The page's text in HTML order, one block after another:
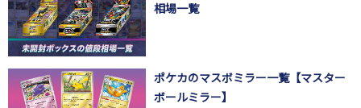
相場一覧
ポケカのマスボミラー一覧【マスター
ボールミラー】